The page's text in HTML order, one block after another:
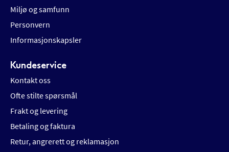
Miljø og samfunn
Personvern
Informasjonskapsler
Kundeservice
Kontakt oss
Ofte stilte spørsmål
Frakt og levering
Betaling og faktura
Retur, angrerett og reklamasjon